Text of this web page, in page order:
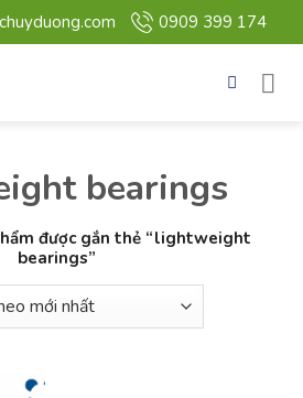
0909 399 174
bearings
được gắn thẻ “lightweight
bearings”